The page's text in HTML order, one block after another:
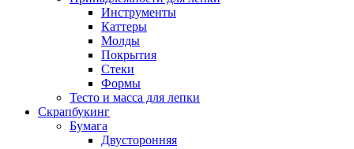
Инструменты
Каттеры
Молды
Покрытия
Стеки
Формы
Тесто и масса для лепки
Скрапбукинг
Бумага
Двусторонняя